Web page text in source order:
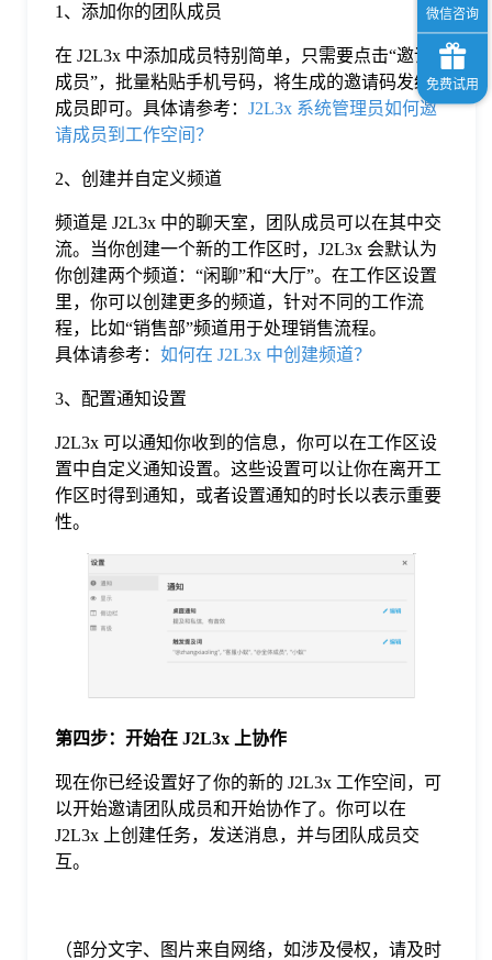
1、添加你的团队成员
在 J2L3x 中添加成员特别简单，只需要点击“邀请
成员”，批量粘贴手机号码，将生成的邀请码发给
成员即可。具体请参考： J2L3x 系统管理员如何邀
请成员到工作空间？
2、创建并自定义频道
频道是 J2L3x 中的聊天室，团队成员可以在其中交
流。当你创建一个新的工作区时，J2L3x 会默认为
你创建两个频道：“闲聊”和“大厅”。在工作区设置
里，你可以创建更多的频道，针对不同的工作流
程，比如“销售部”频道用于处理销售流程。
具体请参考： 如何在 J2L3x 中创建频道？
3、配置通知设置
J2L3x 可以通知你收到的信息，你可以在工作区设
置中自定义通知设置。这些设置可以让你在离开工
作区时得到通知，或者设置通知的时长以表示重要
性。
第四步：开始在 J2L3x 上协作
现在你已经设置好了你的新的 J2L3x 工作空间，可
以开始邀请团队成员和开始协作了。你可以在
J2L3x 上创建任务，发送消息，并与团队成员交
互。
（部分文字、图片来自网络，如涉及侵权，请及时